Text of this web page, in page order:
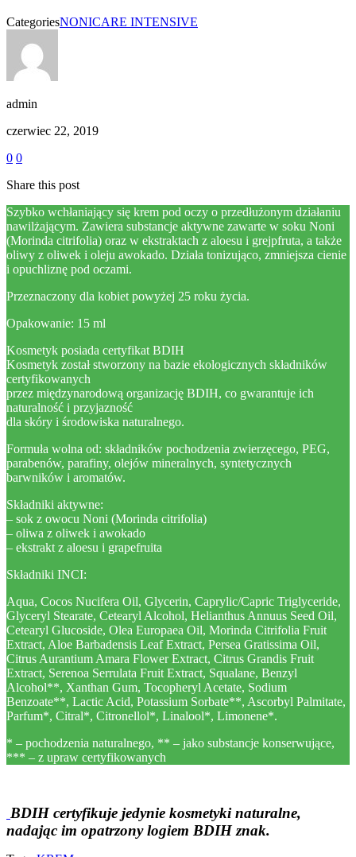
CategoriesNONICARE INTENSIVE
admin
czerwiec 22, 2019
0 0
Share this post
Szybko wchłaniający się krem pod oczy o przedłużonym działaniu
nawilżającym. Zawiera substancje aktywne zawarte w soku Noni
(Morinda citrifolia) oraz w ekstraktach z aloesu i grejpfruta, a także
oliwy z oliwek i oleju awokado. Działa tonizująco, zmniejsza cienie
i opuchliznę pod oczami.
Przeznaczony dla kobiet powyżej 25 roku życia.
Opakowanie: 15 ml
Kosmetyk posiada certyfikat BDIH
Kosmetyk został stworzony na bazie ekologicznych składników
certyfikowanych
przez międzynarodową organizację BDIH, co gwarantuje ich
naturalność i przyjazność
dla skóry i środowiska naturalnego.
Formuła wolna od: składników pochodzenia zwierzęcego, PEG,
parabenów, parafiny, olejów mineralnych, syntetycznych
barwników i aromatów.
Składniki aktywne:
– sok z owocu Noni (Morinda citrifolia)
– oliwa z oliwek i awokado
– ekstrakt z aloesu i grapefruita
Składniki INCI:
Aqua, Cocos Nucifera Oil, Glycerin, Caprylic/Capric Triglyceride,
Glyceryl Stearate, Cetearyl Alcohol, Helianthus Annuus Seed Oil,
Cetearyl Glucoside, Olea Europaea Oil, Morinda Citrifolia Fruit
Extract, Aloe Barbadensis Leaf Extract, Persea Gratissima Oil,
Citrus Aurantium Amara Flower Extract, Citrus Grandis Fruit
Extract, Serenoa Serrulata Fruit Extract, Squalane, Benzyl
Alcohol**, Xanthan Gum, Tocopheryl Acetate, Sodium
Benzoate**, Lactic Acid, Potassium Sorbate**, Ascorbyl Palmitate,
Parfum*, Citral*, Citronellol*, Linalool*, Limonene*.
* – pochodzenia naturalnego, ** – jako substancje konserwujące,
*** – z upraw certyfikowanych
BDIH certyfikuje jedynie kosmetyki naturalne,
nadając im opatrzony logiem BDIH znak.